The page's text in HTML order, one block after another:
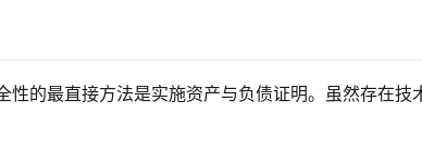
的最直接方法是实施资产与负债证明。虽然存在技